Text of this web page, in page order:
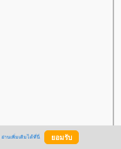
อ่านเพิ่มเติมได้ที่นี่